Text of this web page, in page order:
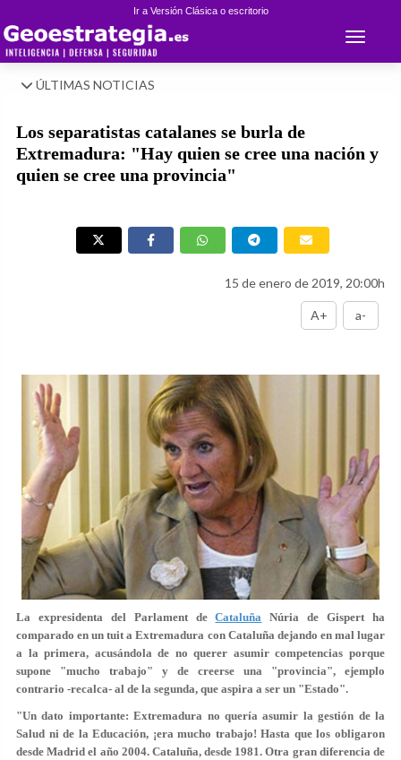
Ir a Versión Clásica o escritorio
Toggle
ÚLTIMAS NOTICIAS
Los separatistas catalanes se burla de
Extremadura: "Hay quien se cree una nación y
quien se cree una provincia"
15 de enero de 2019, 20:00h
A+ a-
La expresidenta del Parlament deCataluña Núria de Gispertha
comparado en un tuit a Extremadura con Cataluña dejando en mal lugar
a la primera, acusándola de no querer asumir competencias porque
supone "mucho trabajo" y de creerse una "provincia", ejemplo
contrario -recalca- al de la segunda, que aspira a ser un "Estado".
"Un dato importante: Extremadura no quería asumir la gestión de la
Salud ni de la Educación, ¡era mucho trabajo! Hasta que los obligaron
desde Madrid el año 2004. Cataluña, desde 1981. Otra gran diferencia de